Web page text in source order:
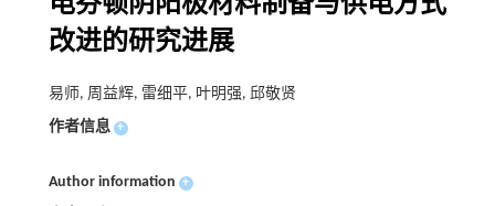
电芬顿阴阳极材料制备与供电方式
改进的研究进展
易师, 周益辉, 雷细平, 叶明强, 邱敬贤
作者信息 +
Author information +